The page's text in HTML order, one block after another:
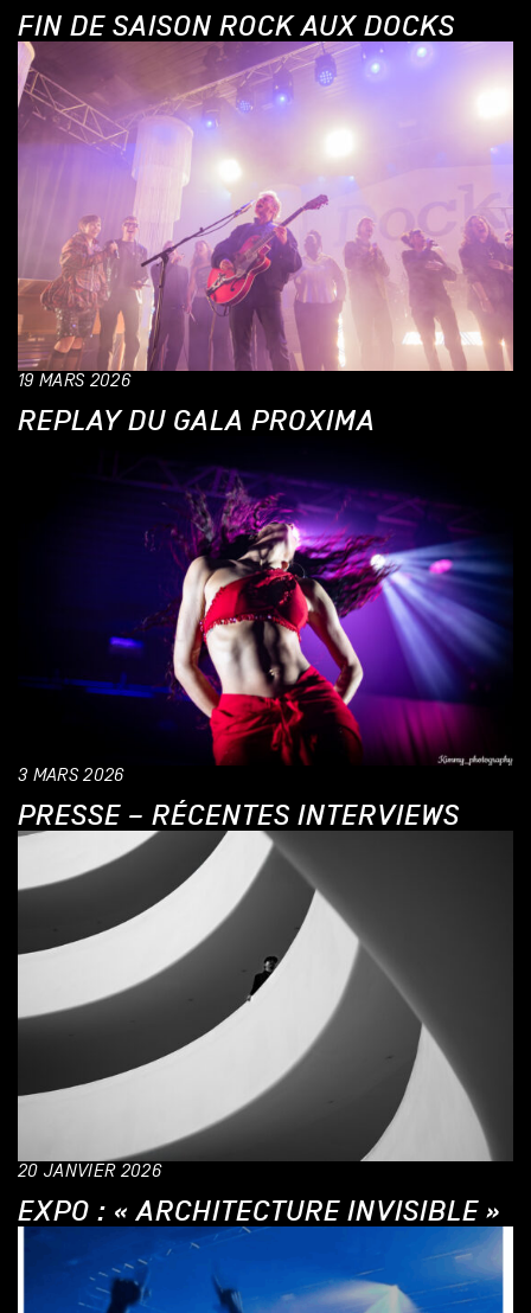
FIN DE SAISON ROCK AUX DOCKS
19 MARS 2026
REPLAY DU GALA PROXIMA
3 MARS 2026
PRESSE – RÉCENTES INTERVIEWS
20 JANVIER 2026
EXPO : « ARCHITECTURE INVISIBLE »